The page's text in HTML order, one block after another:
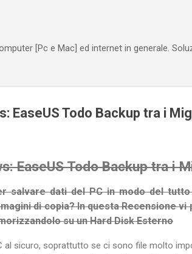
[Pc e Mac] ed internet in generale.
EaseUS Todo Backup tra i
EaseUS Todo Backup tra i
salvare dati del PC in modo del tutto
di copia? In questa Recensione
su un Hard Disk Esterno
al sicuro, soprattutto se ci sono file molto